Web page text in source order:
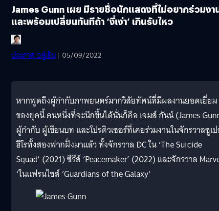
James Gunn เผย มีรายชื่อนักแสดงที่ไม่อยากร่วมงา
และพร้อมเปลี่ยนทันทีถ้า ‘งี่เง่า’ เกินรับไหว
ประภาส อยู่เย็น | 05/09/2022
หากพูดถึงผู้กำกับภาพยนตร์มากวิสัยทัศน์ที่มีผลงานยอดเยี่ยม
ของยุคนี้ คนหนึ่งที่จะนึกขึ้นได้นั่นก็คือ เจมส์ กันน์ (James
ผู้กำกับ ผู้เขียนบท และโปรดิวเซอร์ที่เคยร่วมงานในจักรวาลซูเ
ฮีโรทั้งสองฟากฝั่งมาแล้ว ทั้งจักรวาล DC ใน ‘The Suicide
Squad’ (2021) ซีรีส์ ‘Peacemaker’ (2022) และจักรวาล
‘ในแฟรนไชส์ ‘Guardians of the Galaxy’